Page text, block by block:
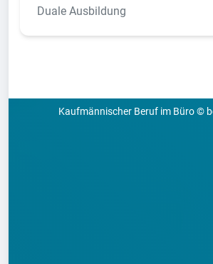
Duale Ausbildung
Kaufmännischer Beruf im Büro ©